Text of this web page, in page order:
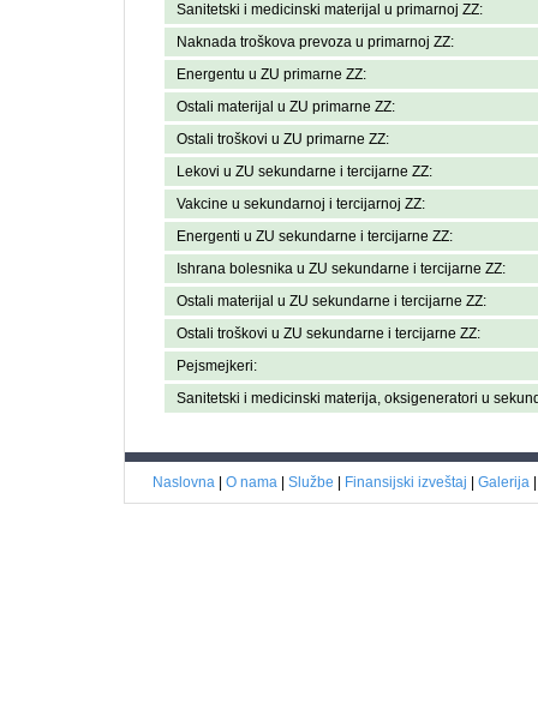
Sanitetski i medicinski materijal u primarnoj ZZ:
Naknada troškova prevoza u primarnoj ZZ:
Energentu u ZU primarne ZZ:
Ostali materijal u ZU primarne ZZ:
Ostali troškovi u ZU primarne ZZ:
Lekovi u ZU sekundarne i tercijarne ZZ:
Vakcine u sekundarnoj i tercijarnoj ZZ:
Energenti u ZU sekundarne i tercijarne ZZ:
Ishrana bolesnika u ZU sekundarne i tercijarne ZZ:
Ostali materijal u ZU sekundarne i tercijarne ZZ:
Ostali troškovi u ZU sekundarne i tercijarne ZZ:
Pejsmejkeri:
Sanitetski i medicinski materija, oksigeneratori u
Naslovna O nama Službe Finansijski izveštaj Galerija